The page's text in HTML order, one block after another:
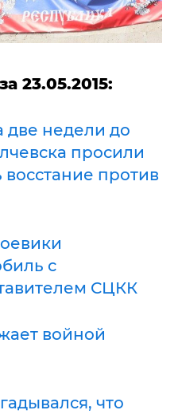
23.05.2015:
две недели до
просили
против
с
СЦКК
войной
что